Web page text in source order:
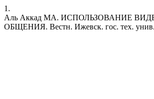
1.
Аль Аккад МА. ИСПОЛЬЗОВАНИЕ
ОБЩЕНИЯ. Вестн. Ижевск. гос. тех. унив.